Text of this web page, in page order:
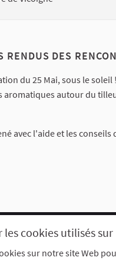
cookies utilisés sur
sur notre site Web
RENDUS DES
du 25 Mai, sous le
aromatiques autour du
avec l'aide et les
Comment participer ?
d'utilisation
Contacts